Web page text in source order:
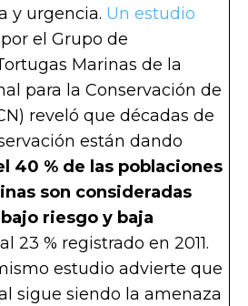
y urgencia. Un estudio
el Grupo de
Marinas de la
para la Conservación de
reveló que décadas de
están dando
40 % de las poblaciones
son consideradas
riesgo y baja
23 % registrado en 2011.
estudio advierte que
sigue siendo la amenaza